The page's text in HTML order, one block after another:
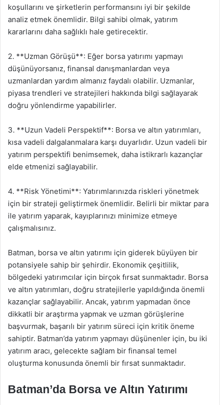
koşullarını ve şirketlerin performansını iyi bir şekilde
analiz etmek önemlidir. Bilgi sahibi olmak, yatırım
kararlarını daha sağlıklı hale getirecektir.
2. **Uzman Görüşü**: Eğer borsa yatırımı yapmayı
düşünüyorsanız, finansal danışmanlardan veya
uzmanlardan yardım almanız faydalı olabilir. Uzmanlar,
piyasa trendleri ve stratejileri hakkında bilgi sağlayarak
doğru yönlendirme yapabilirler.
3. **Uzun Vadeli Perspektif**: Borsa ve altın yatırımları,
kısa vadeli dalgalanmalara karşı duyarlıdır. Uzun vadeli bir
yatırım perspektifi benimsemek, daha istikrarlı kazançlar
elde etmenizi sağlayabilir.
4. **Risk Yönetimi**: Yatırımlarınızda riskleri yönetmek
için bir strateji geliştirmek önemlidir. Belirli bir miktar para
ile yatırım yaparak, kayıplarınızı minimize etmeye
çalışmalısınız.
Batman, borsa ve altın yatırımı için giderek büyüyen bir
potansiyele sahip bir şehirdir. Ekonomik çeşitlilik,
bölgedeki yatırımcılar için birçok fırsat sunmaktadır. Borsa
ve altın yatırımları, doğru stratejilerle yapıldığında önemli
kazançlar sağlayabilir. Ancak, yatırım yapmadan önce
dikkatli bir araştırma yapmak ve uzman görüşlerine
başvurmak, başarılı bir yatırım süreci için kritik öneme
sahiptir. Batman’da yatırım yapmayı düşünenler için, bu iki
yatırım aracı, gelecekte sağlam bir finansal temel
oluşturma konusunda önemli bir fırsat sunmaktadır.
Batman’da Borsa ve Altın Yatırımı